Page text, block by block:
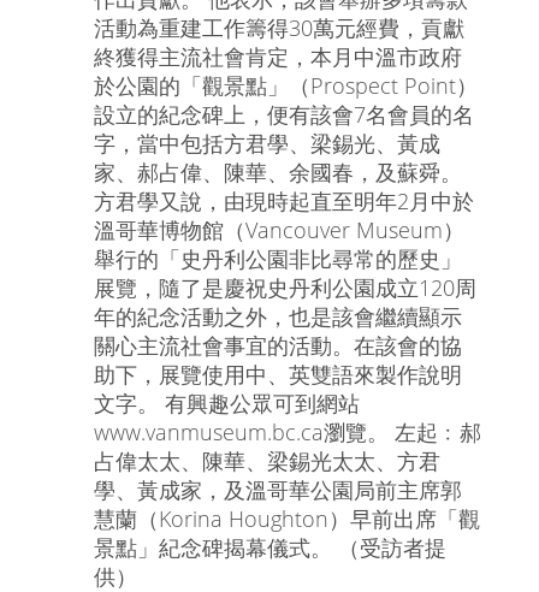
活動為重建工作籌得30萬元經費，貢獻
終獲得主流社會肯定，本月中溫市政府
於公園的「觀景點」（Prospect Point）
設立的紀念碑上，便有該會7名會員的名
字，當中包括方君學、梁錫光、黃成
家、郝占偉、陳華、余國春，及蘇舜。
方君學又說，由現時起直至明年2月中於
溫哥華博物館（Vancouver Museum）
舉行的「史丹利公園非比尋常的歷史」
展覽，隨了是慶祝史丹利公園成立120周
年的紀念活動之外，也是該會繼續顯示
關心主流社會事宜的活動。在該會的協
助下，展覽使用中、英雙語來製作說明
文字。 有興趣公眾可到網站
www.vanmuseum.bc.ca瀏覽。 左起﹕郝
占偉太太、陳華、梁錫光太太、方君
學、黃成家，及溫哥華公園局前主席郭
慧蘭（Korina Houghton）早前出席「觀
景點」紀念碑揭幕儀式。 （受訪者提
供）